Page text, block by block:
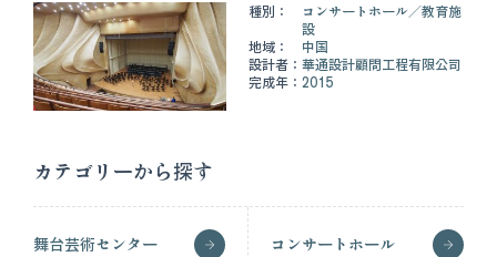
種別： コンサートホール
教育施
設
地域：
中国
設計者： 華通設計顧問工程有限公司
完成年： 2015
カテゴリーから探す
舞台芸術センター コンサートホール